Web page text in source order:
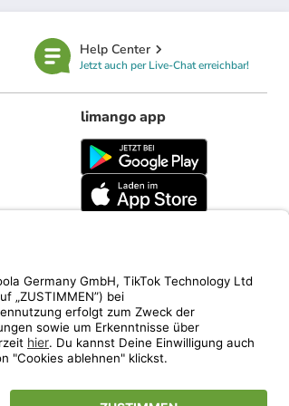
Help Center
Jetzt auch per Live-Chat erreichbar!
limango app
limango.nl limango.pl